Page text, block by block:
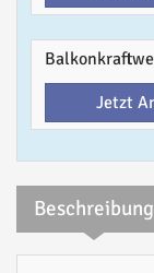
Jetzt
Beschreibung